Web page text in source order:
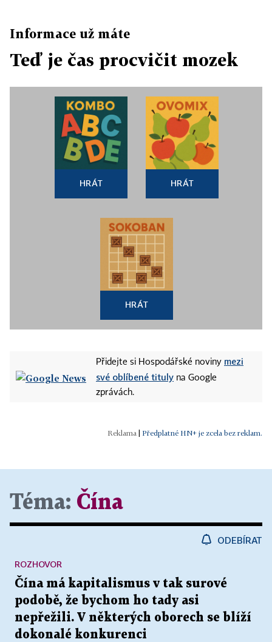
Informace už máte
Teď je čas procvičit mozek
HRÁT HRÁT
HRÁT
Přidejte si Hospodářské noviny mezi
své oblíbené tituly na Google
zprávách.
Předplatné HN+ je zcela bez reklam.
Téma: Čína
ODEBÍRAT
Čína má kapitalismus v tak surové
podobě, že bychom ho tady asi
nepřežili. V některých oborech se blíží
dokonalé konkurenci
ROZHOVOR